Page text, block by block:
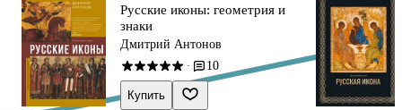
Русские иконы: геометрия и
знаки
Дмитрий Антонов
· 10
Купить